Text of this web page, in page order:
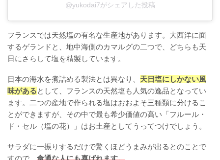
@yukodai7がシェアした投稿
フランスでは天然塩の有名な生産地があります。大西洋に面
するゲランドと、地中海側のカマルグの二つで、どちらも天
日にさらして塩を精製しています。
日本の海水を煮詰める製法とは異なり、 天日塩にしかない風
味があるとして、フランスの天然塩も人気の逸品となってい
ます。二つの産地で作られる塩はおおよそ三種類に分けるこ
とができますが、その中で最も希少価値の高い「フルール・
ド・セル（塩の花）」はお土産としてうってつけでしょう。
サラダに一振りするだけで驚くほどうまみが出るとのことで